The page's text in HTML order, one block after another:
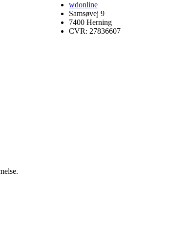
wdonline
Samsøvej 9
7400 Herning
CVR: 27836607